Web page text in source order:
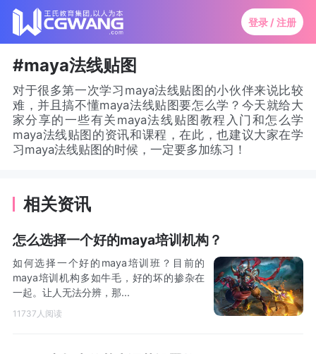
登录 / 注册
#maya法线贴图
对于很多第一次学习maya法线贴图的小伙伴来说比较
难，并且搞不懂maya法线贴图要怎么学？今天就给大
家分享的一些有关maya法线贴图教程入门和怎么学
maya法线贴图的资讯和课程，在此，也建议大家在学
习maya法线贴图的时候，一定要多加练习！
相关资讯
怎么选择一个好的maya培训机构？
如何选择一个好的maya培训班？目前的
maya培训机构多如牛毛，好的坏的掺杂在
一起。让人无法分辨，那...
11737人阅读